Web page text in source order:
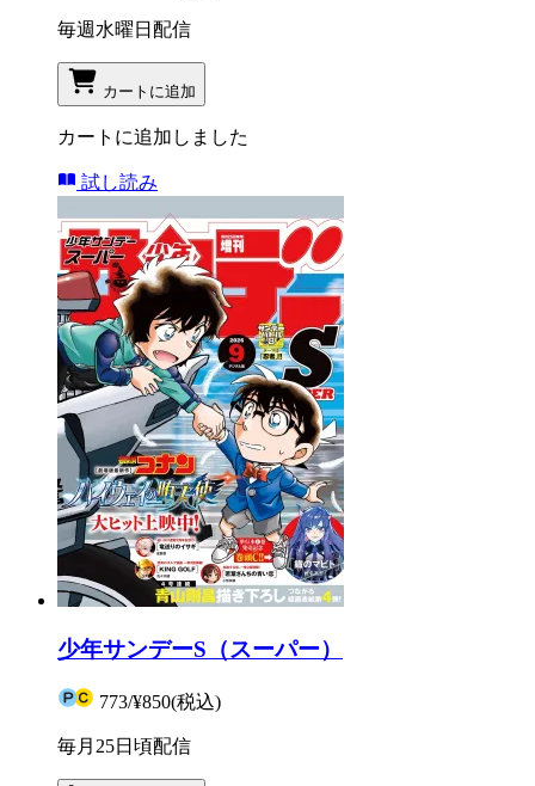
毎週水曜日配信
カートに追加
カートに追加しました
試し読み
少年サンデーS（スーパー）
773/¥850(税込)
毎月25日頃配信